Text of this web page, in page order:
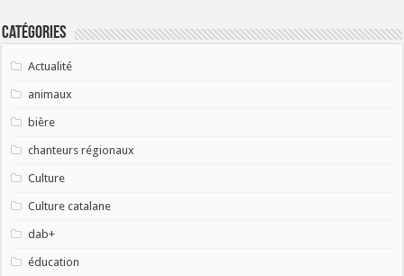
Catégories
Actualité
animaux
bière
chanteurs régionaux
Culture
Culture catalane
dab+
éducation